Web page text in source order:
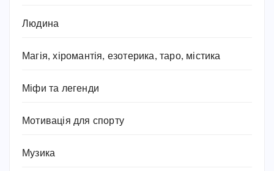
Людина
Магія, хіромантія, езотерика, таро, містика
Міфи та легенди
Мотивація для спорту
Музика